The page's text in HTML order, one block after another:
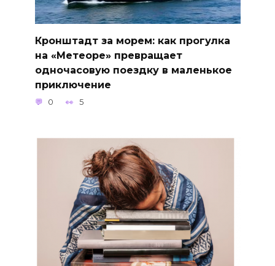
Кронштадт за морем: как прогулка
на «Метеоре» превращает
одночасовую поездку в маленькое
приключение
0 5